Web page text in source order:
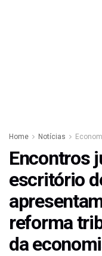
Home Notícias
Encontros
escritório
reforma
da